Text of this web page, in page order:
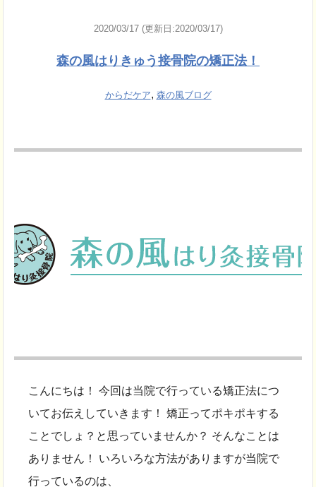
2020/03/17 (更新日:2020/03/17)
森の風はりきゅう接骨院の矯正法！
からだケア, 森の風ブログ
こんにちは！ 今回は当院で行っている矯正法につ
いてお伝えしていきます！ 矯正ってポキポキする
ことでしょ？と思っていませんか？ そんなことは
ありません！ いろいろな方法がありますが当院で
行っているのは、